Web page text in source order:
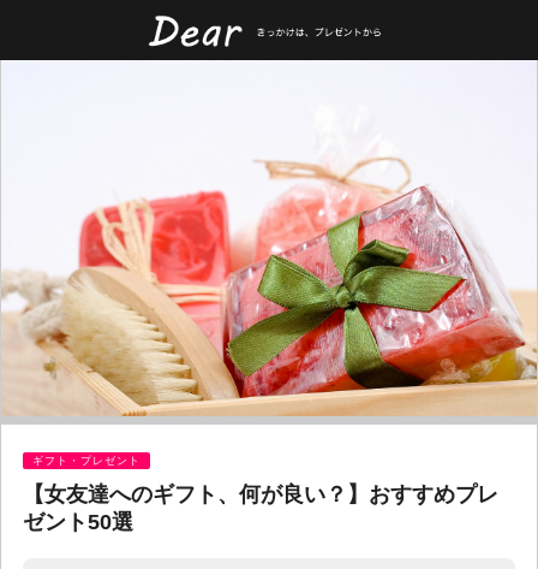
ギフト・プレゼント
【女友達へのギフト、何が良い？】おすすめプレ
ゼント50選